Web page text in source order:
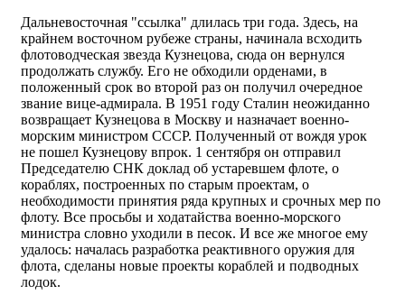
Дальневосточная "ссылка" длилась три года. Здесь, на
крайнем восточном рубеже страны, начинала всходить
флотоводческая звезда Кузнецова, сюда он вернулся
продолжать службу. Его не обходили орденами, в
положенный срок во второй раз он получил очередное
звание вице-адмирала. В 1951 году Сталин неожиданно
возвращает Кузнецова в Москву и назначает военно-
морским министром СССР. Полученный от вождя урок
не пошел Кузнецову впрок. 1 сентября он отправил
Председателю СНК доклад об устаревшем флоте, о
кораблях, построенных по старым проектам, о
необходимости принятия ряда крупных и срочных мер по
флоту. Все просьбы и ходатайства военно-морского
министра словно уходили в песок. И все же многое ему
удалось: началась разработка реактивного оружия для
флота, сделаны новые проекты кораблей и подводных
лодок.